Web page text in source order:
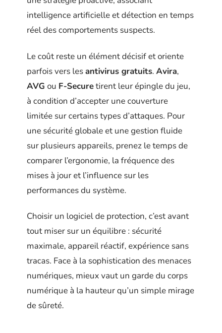
intelligence artificielle et détection en temps
réel des comportements suspects.
Le coût reste un élément décisif et oriente
parfois vers lesantivirus gratuits. Avira,
AVG ou F-Securetirent leur épingle du jeu,
à condition d’accepter une couverture
limitée sur certains types d’attaques. Pour
une sécurité globale et une gestion fluide
sur plusieurs appareils, prenez le temps de
comparer l’ergonomie, la fréquence des
mises à jour et l’influence sur les
performances du système.
Choisir un logiciel de protection, c’est avant
tout miser sur un équilibre : sécurité
maximale, appareil réactif, expérience sans
tracas. Face à la sophistication des menaces
numériques, mieux vaut un garde du corps
numérique à la hauteur qu’un simple mirage
de sûreté.